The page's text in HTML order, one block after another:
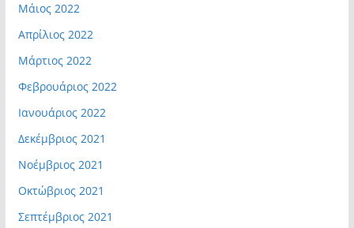
Μάιος 2022
Απρίλιος 2022
Μάρτιος 2022
Φεβρουάριος 2022
Ιανουάριος 2022
Δεκέμβριος 2021
Νοέμβριος 2021
Οκτώβριος 2021
Σεπτέμβριος 2021